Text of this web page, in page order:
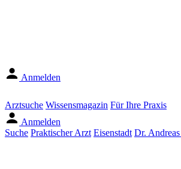
Anmelden
Arztsuche Wissensmagazin Für Ihre Praxis
Anmelden
Suche Praktischer Arzt Eisenstadt Dr.